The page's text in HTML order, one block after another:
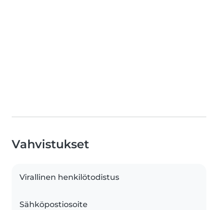
Vahvistukset
Virallinen henkilötodistus
Sähköpostiosoite